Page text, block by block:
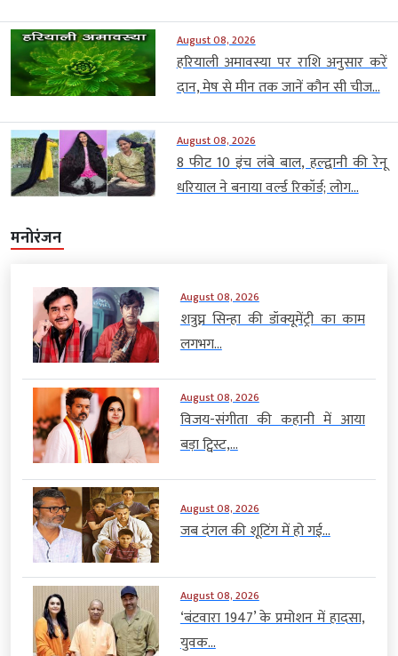
August 08, 2026
हरियाली अमावस्या पर राशि अनुसार करें
दान, मेष से मीन तक जानें कौन सी चीज...
August 08, 2026
8 फीट 10 इंच लंबे बाल, हल्द्वानी की रेनू
धरियाल ने बनाया वर्ल्ड रिकॉर्ड; लोग...
मनोरंजन
August 08, 2026
शत्रुघ्न सिन्हा की डॉक्यूमेंट्री का काम
लगभग...
August 08, 2026
विजय-संगीता की कहानी में आया
बड़ा ट्विस्ट,...
August 08, 2026
जब दंगल की शूटिंग में हो गई...
August 08, 2026
‘बंटवारा 1947’ के प्रमोशन में हादसा,
युवक...